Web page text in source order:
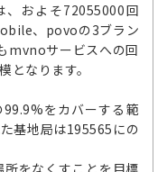
、およそ72055000回
、povoの3ブラン
mvnoサービスへの回
となります。
をカバーする範
基地局は195565にの
をなくすことを目標